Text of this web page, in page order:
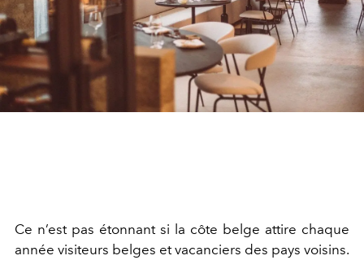
Ce n’est pas étonnant si la côte belge attire chaque
année visiteurs belges et vacanciers des pays voisins.